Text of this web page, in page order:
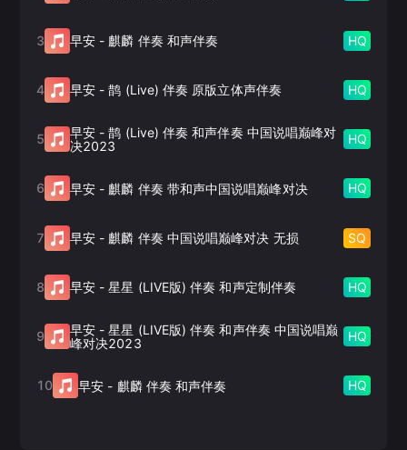
3 早安 - 麒麟 伴奏 和声伴奏 HQ
4 早安 -鹊 (Live) 伴奏 原版立体声伴奏 HQ
5 早安 -鹊 (Live) 伴奏 和声伴奏 中国说唱巅峰对
决2023
HQ
6 早安 - 麒麟 伴奏 带和声中国说唱巅峰对决 HQ
7 早安 - 麒麟 伴奏 中国说唱巅峰对决 无损 SQ
8 早安 -星星 (LIVE版) 伴奏 和声定制伴奏 HQ
9 早安 -星星 (LIVE版) 伴奏 和声伴奏 中国说唱巅
峰对决2023
HQ
10 早安 - 麒麟 伴奏 和声伴奏 HQ